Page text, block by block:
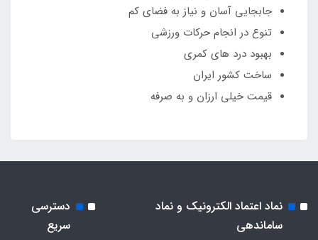
جابجایی آسان و نیاز به فضای کم
تنوع در انجام حرکات ورزشی
بهبود درد های کمری
ساخت کشور ایران
قیمت خیلی ارزان و به صرفه
نماد اعتماد الکترونیک و نماد
ساماندهی
دسترسی
سریع